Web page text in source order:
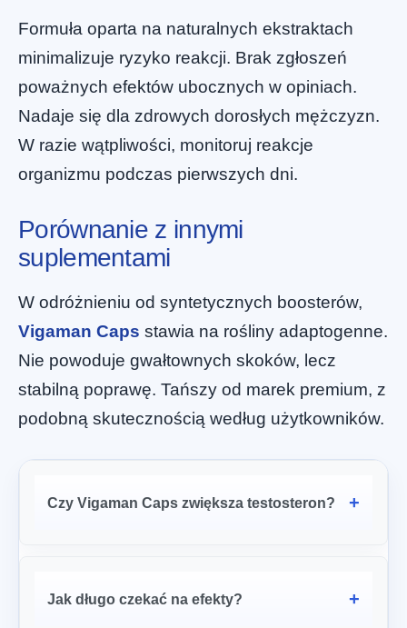
Formuła oparta na naturalnych ekstraktach
minimalizuje ryzyko reakcji. Brak zgłoszeń
poważnych efektów ubocznych w opiniach.
Nadaje się dla zdrowych dorosłych mężczyzn.
W razie wątpliwości, monitoruj reakcje
organizmu podczas pierwszych dni.
Porównanie z innymi
suplementami
W odróżnieniu od syntetycznych boosterów,
Vigaman Caps stawia na rośliny adaptogenne.
Nie powoduje gwałtownych skoków, lecz
stabilną poprawę. Tańszy od marek premium, z
podobną skutecznością według użytkowników.
Czy Vigaman Caps zwiększa testosteron?
Jak długo czekać na efekty?